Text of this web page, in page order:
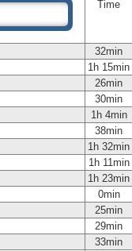
Time
32min
1h 15min
26min
30min
1h 4min
38min
1h 32min
1h 11min
1h 23min
0min
25min
29min
33min